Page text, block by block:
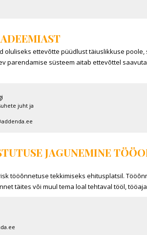
ettevõtte püüdlust täiuslikkuse
parendamise süsteem aitab ettevõttel
juht ja
JAGUNEMINE
tööõnnetuse tekkimiseks ehitusplatsil.
täites või muul tema loal tehtaval tööl,